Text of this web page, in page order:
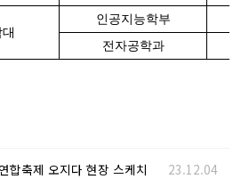
인공지능학부
전자공학과
합축제 오지다 현장 스케치 23.12.04